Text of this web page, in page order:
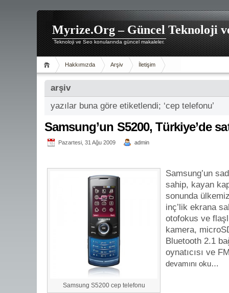
Myrize.Org – Güncel Teknoloji
Teknoloji ve Seo konularında güncel makaleler.
Hakkımızda Arşiv İletişim
arşiv
yazılar buna göre etiketlendi; ‘cep telefonu’
Samsung’un S5200, Türkiye’de
Pazartesi, 31 Ağu 2009 admin
Samsung S5200 cep telefonu
Samsung’un
sahip, kayan
sonunda
inç’lik ekrana
otofokus ve
kamera,
Bluetooth 2.1
oynatıcısı ve
devamını oku…